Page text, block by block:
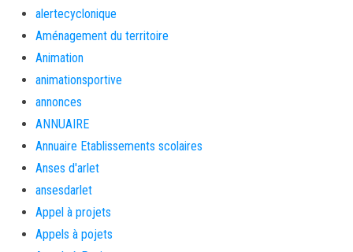
alertecyclonique
Aménagement du territoire
Animation
animationsportive
annonces
ANNUAIRE
Annuaire Etablissements scolaires
Anses d'arlet
ansesdarlet
Appel à projets
Appels à pojets